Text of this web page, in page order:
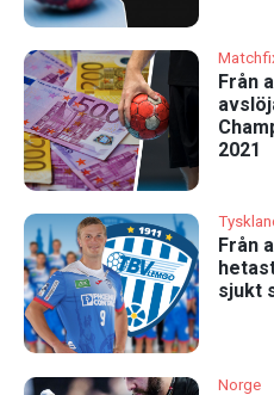
Från
2021
Från
sjukt
Norge